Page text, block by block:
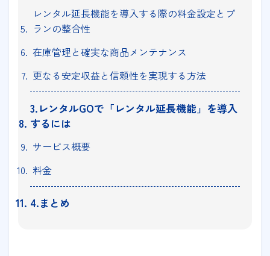
レンタル延長機能を導入する際の料金設定とプ
ランの整合性
在庫管理と確実な商品メンテナンス
更なる安定収益と信頼性を実現する方法
3.レンタルGOで「レンタル延長機能」を導入
するには
サービス概要
料金
4.まとめ